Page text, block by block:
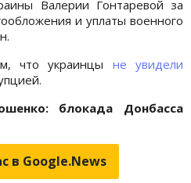
Валерии Гонтаревой за
и уплаты военного
что украинцы не увидели
блокада Донбасса
в Google.News